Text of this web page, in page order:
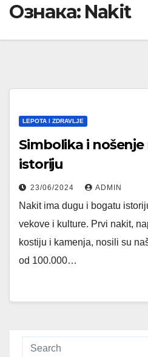
Ознака: Nakit
LEPOTA I ZDRAVLJE
Simbolika i
istoriju
23/06/2024 ADMIN
Nakit ima dugu i bogatu
vekove i kulture. Prvi nakit,
kostiju i kamenja, nosili su
od 100.000…